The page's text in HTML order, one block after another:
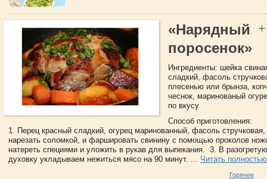
«Нарядный
поросенок»
Ингредиенты: шейка
сладкий, фасоль
плесенью или брынза,
чеснок, маринованый
по вкусу
Способ приготовления:
1. Перец красный сладкий, огурец маринованный, фасоль
нарезать соломкой, и фаршировать свинину с помощью проколов
натереть специями и уложить в рукав для выпекания. 3. В
духовку укладываем нежиться мясо на 90 минут. ... Читать полностью
Горячее